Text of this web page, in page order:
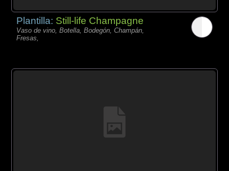
Plantilla: Still-life Champagne
Vaso de vino, Botella, Bodegón, Champán,
Fresas,